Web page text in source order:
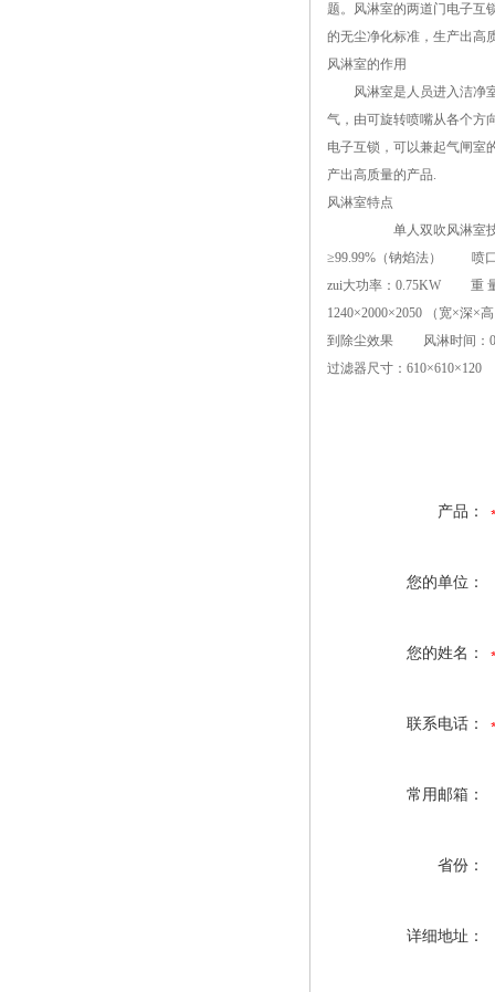
题。风淋室的两道门电子互
的无尘净化标准，生产出高
风淋室的作用
风淋室是人员进入洁净室
气，由可旋转喷嘴从各个方
电子互锁，可以兼起气闸室
产出高质量的产品.
风淋室特点
单人双吹风淋室技术参
≥99.99%（钠焰法） 喷
zui大功率：0.75KW 重
1240×2000×2050 （宽×
到除尘效果 风淋时间：
过滤器尺寸：
产品：
您的单位：
您的姓名：
联系电话：
常用邮箱：
省份：
详细地址：